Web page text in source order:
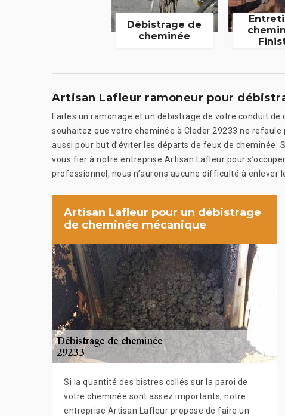
Débistrage de
cheminée
Artisan Lafleur ramoneur pour
Faites un ramonage et un débistrage de votre conduit
souhaitez que votre cheminée à Cleder 29233 ne
aussi pour but d’éviter les départs de feux de cheminée.
vous fier à notre entreprise Artisan Lafleur pour
professionnel, nous n’aurons aucune difficulté à enlever
Artisan Lafleur pour un débistrage
de cheminée mécanique
Si la quantité des bistres collés sur la paroi de
votre cheminée sont assez importants, notre
entreprise Artisan Lafleur propose de faire un